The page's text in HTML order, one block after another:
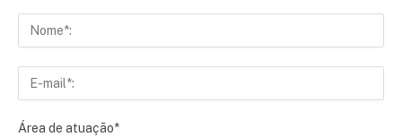
Área de atuação*